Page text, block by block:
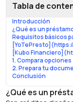
Tabla de
Introducción
¿Qué es un
Requisitos básicos
[Kubo
1. Compara opciones
2. Prepara tu
Conclusión
¿Qué es un